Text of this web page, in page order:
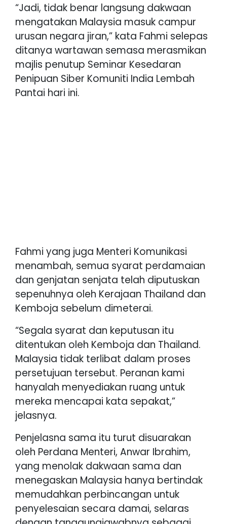
“Jadi, tidak benar langsung dakwaan
mengatakan Malaysia masuk campur
urusan negara jiran,” kata Fahmi selepas
ditanya wartawan semasa merasmikan
majlis penutup Seminar Kesedaran
Penipuan Siber Komuniti India Lembah
Pantai hari ini.
Fahmi yang juga Menteri Komunikasi
menambah, semua syarat perdamaian
dan genjatan senjata telah diputuskan
sepenuhnya oleh Kerajaan Thailand dan
Kemboja sebelum dimeterai.
“Segala syarat dan keputusan itu
ditentukan oleh Kemboja dan Thailand.
Malaysia tidak terlibat dalam proses
persetujuan tersebut. Peranan kami
hanyalah menyediakan ruang untuk
mereka mencapai kata sepakat,”
jelasnya.
Penjelasna sama itu turut disuarakan
oleh Perdana Menteri, Anwar Ibrahim,
yang menolak dakwaan sama dan
menegaskan Malaysia hanya bertindak
memudahkan perbincangan untuk
penyelesaian secara damai, selaras